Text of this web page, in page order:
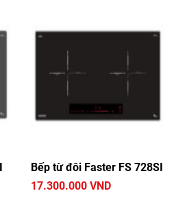
Bếp từ đôi Faster FS 728SI
17.300.000 VND